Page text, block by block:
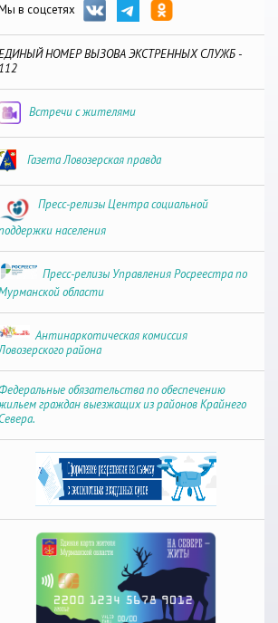
в соцсетях
НОМЕР ВЫЗОВА ЭКСТРЕННЫХ СЛУЖБ -
112
Встречи с жителями
Газета Ловозерская правда
Пресс-релизы Центра социальной
населения
Пресс-релизы Управления Росреестра по
области
Антинаркотическая комиссия
района
обязательства по обеспечению
граждан выезжащих из районов Крайнего
Севера.